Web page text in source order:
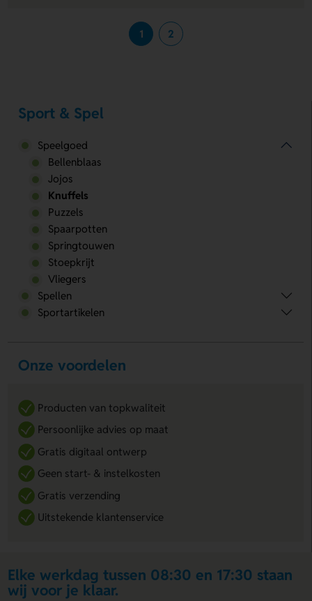
1 2
Sport & Spel
Speelgoed
Bellenblaas
Jojos
Knuffels
Puzzels
Spaarpotten
Springtouwen
Stoepkrijt
Vliegers
Spellen
Sportartikelen
Onze voordelen
Producten van topkwaliteit
Persoonlijke advies op maat
Gratis digitaal ontwerp
Geen start- & instelkosten
Gratis verzending
Uitstekende klantenservice
Elke werkdag tussen 08:30 en 17:30 staan
wij voor je klaar.